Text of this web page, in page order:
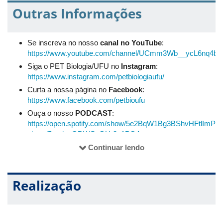
Outras Informações
Se inscreva no nosso canal no YouTube:
https://www.youtube.com/channel/
Siga o PET Biologia/UFU no Instagram:
https://www.instagram.com/petbiologiaufu/
Curta a nossa página no Facebook:
https://www.facebook.com/petbioufu
Ouça o nosso PODCAST:
https://open.spotify.com/show/5e2BqW1Bg3BShvHFtlImPs?
si=md5q_dzzQDWSqGH-3e1PQA
site:http://www.petbio.ib.ufu.br/
Continuar lendo
Realização